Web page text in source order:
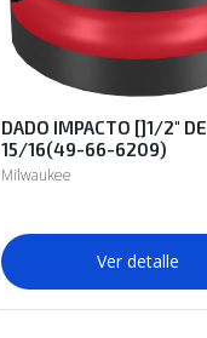
DADO IMPACTO []1/2" DE
15/16(49-66-6209)
Milwaukee
Ver detalle